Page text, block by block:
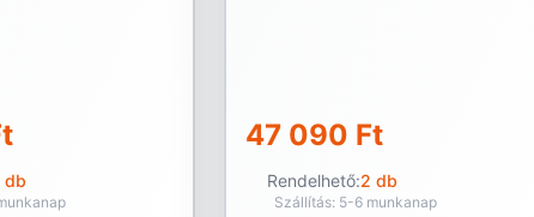
db
47 090 Ft
Rendelhető:2 db
Szállítás: 5-6 munkanap